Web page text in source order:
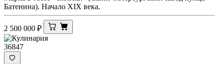
Батенина). Начало XIX века.
2 500 000 ₽
36847